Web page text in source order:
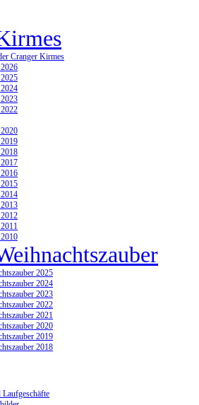
Cranger Kirmes
2025
2024
2023
2022
2021
2020
2019
2018